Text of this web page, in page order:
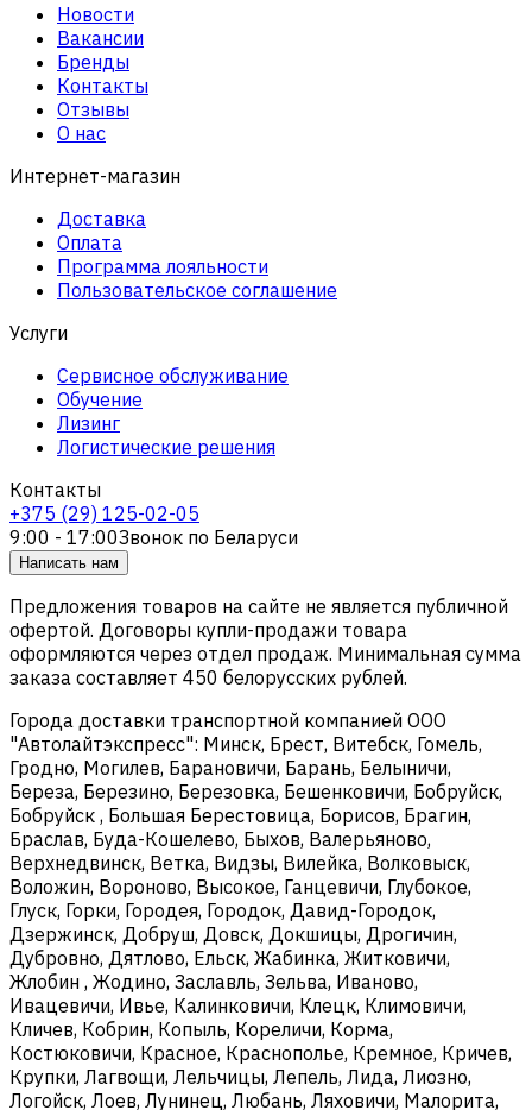
Новости
Вакансии
Бренды
Контакты
Отзывы
О нас
Интернет-магазин
Доставка
Оплата
Программа лояльности
Пользовательское соглашение
Услуги
Сервисное обслуживание
Обучение
Лизинг
Логистические решения
Контакты
+375 (29) 125-02-05
9:00 - 17:00Звонок по Беларуси
Написать нам
Предложения товаров на сайте не является публичной
офертой. Договоры купли-продажи товара
оформляются через отдел продаж. Минимальная сумма
заказа составляет 450 белорусских рублей.
Города доставки транспортной компанией ООО
"Автолайтэкспресс": Минск, Брест, Витебск, Гомель,
Гродно, Могилев, Барановичи, Барань, Белыничи,
Береза, Березино, Березовка, Бешенковичи, Бобруйск,
Бобруйск , Большая Берестовица, Борисов, Брагин,
Браслав, Буда-Кошелево, Быхов, Валерьяново,
Верхнедвинск, Ветка, Видзы, Вилейка, Волковыск,
Воложин, Вороново, Высокое, Ганцевичи, Глубокое,
Глуск, Горки, Городея, Городок, Давид-Городок,
Дзержинск, Добруш, Довск, Докшицы, Дрогичин,
Дубровно, Дятлово, Ельск, Жабинка, Житковичи,
Жлобин , Жодино, Заславль, Зельва, Иваново,
Ивацевичи, Ивье, Калинковичи, Клецк, Климовичи,
Кличев, Кобрин, Копыль, Кореличи, Корма,
Костюковичи, Красное, Краснополье, Кремное, Кричев,
Крупки, Лагвощи, Лельчицы, Лепель, Лида, Лиозно,
Логойск, Лоев, Лунинец, Любань, Ляховичи, Малорита,